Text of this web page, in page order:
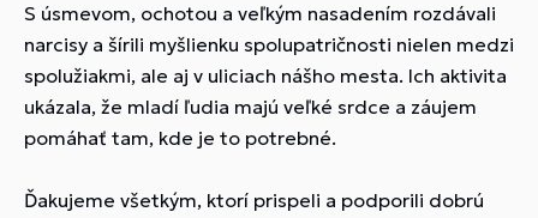
S úsmevom, ochotou a veľkým nasadením rozdávali
narcisy a šírili myšlienku spolupatričnosti nielen medzi
spolužiakmi, ale aj v uliciach nášho mesta. Ich aktivita
ukázala, že mladí ľudia majú veľké srdce a záujem
pomáhať tam, kde je to potrebné.
Ďakujeme všetkým, ktorí prispeli a podporili dobrú